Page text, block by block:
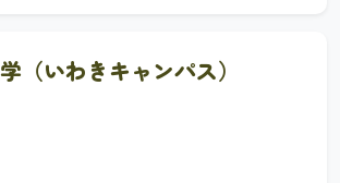
（いわきキャンパス）